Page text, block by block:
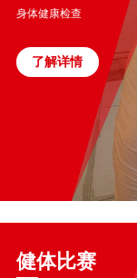
身体健康检查
了解详情
健体比赛